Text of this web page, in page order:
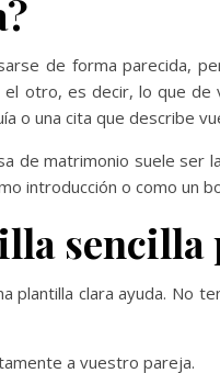
de forma parecida,
otro, es decir, lo que
o una cita que describe
de matrimonio suele ser
introducción o como un
sencilla
plantilla clara ayuda. No
a vuestro pareja.